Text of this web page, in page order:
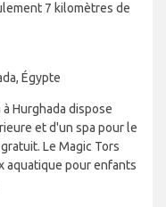
7 kilomètres de
Égypte
Hurghada dispose
et d'un spa pour le
Le Magic Tors
aquatique pour enfants